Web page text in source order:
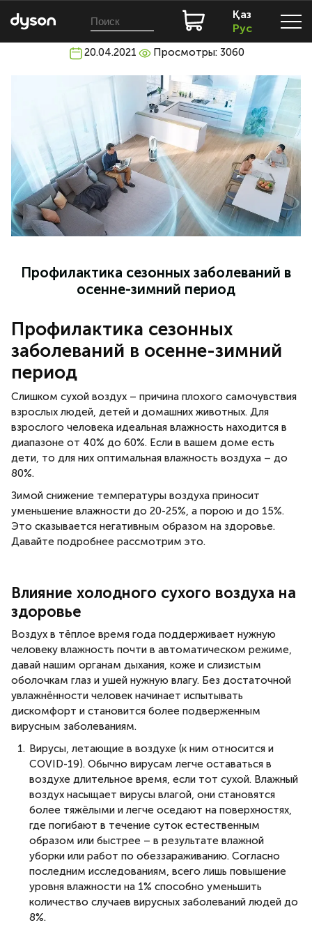
Қаз
Рус
20.04.2021 Просмотры: 3060
Профилактика сезонных заболеваний в
осенне-зимний период
Профилактика сезонных
заболеваний в осенне-зимний
период
Слишком сухой воздух – причина плохого самочувствия
взрослых людей, детей и домашних животных. Для
взрослого человека идеальная влажность находится в
диапазоне от 40% до 60%. Если в вашем доме есть
дети, то для них оптимальная влажность воздуха – до
80%.
Зимой снижение температуры воздуха приносит
уменьшение влажности до 20-25%, а порою и до 15%.
Это сказывается негативным образом на здоровье.
Давайте подробнее рассмотрим это.
Влияние холодного сухого воздуха на
здоровье
Воздух в тёплое время года поддерживает нужную
человеку влажность почти в автоматическом режиме,
давай нашим органам дыхания, коже и слизистым
оболочкам глаз и ушей нужную влагу. Без достаточной
увлажнённости человек начинает испытывать
дискомфорт и становится более подверженным
вирусным заболеваниям.
Вирусы, летающие в воздухе (к ним относится и
COVID-19). Обычно вирусам легче оставаться в
воздухе длительное время, если тот сухой. Влажный
воздух насыщает вирусы влагой, они становятся
более тяжёлыми и легче оседают на поверхностях,
где погибают в течение суток естественным
образом или быстрее – в результате влажной
уборки или работ по обеззараживанию. Согласно
последним исследованиям, всего лишь повышение
уровня влажности на 1% способно уменьшить
количество случаев вирусных заболеваний людей до
8%.